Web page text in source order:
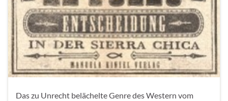
Das zu Unrecht belächelte Genre des Western vom